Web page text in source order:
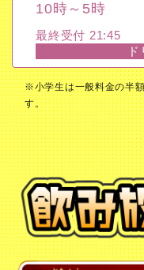
10時～5時
最終受付 21:45
※小学生は一般料金の半
す。